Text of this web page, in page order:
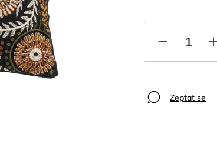
Zeptat se